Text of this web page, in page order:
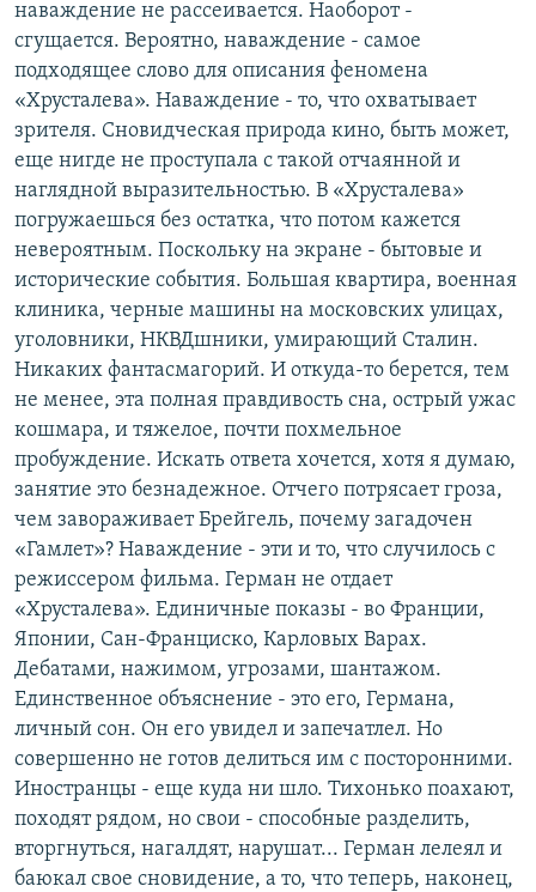
наваждение не рассеивается. Наоборот -
сгущается. Вероятно, наваждение - самое
подходящее слово для описания феномена
«Хрусталева». Наваждение - то, что охватывает
зрителя. Сновидческая природа кино, быть может,
еще нигде не проступала с такой отчаянной и
наглядной выразительностью. В «Хрусталева»
погружаешься без остатка, что потом кажется
невероятным. Поскольку на экране - бытовые и
исторические события. Большая квартира, военная
клиника, черные машины на московских улицах,
уголовники, НКВДшники, умирающий Сталин.
Никаких фантасмагорий. И откуда-то берется, тем
не менее, эта полная правдивость сна, острый ужас
кошмара, и тяжелое, почти похмельное
пробуждение. Искать ответа хочется, хотя я думаю,
занятие это безнадежное. Отчего потрясает гроза,
чем завораживает Брейгель, почему загадочен
«Гамлет»? Наваждение - эти и то, что случилось с
режиссером фильма. Герман не отдает
«Хрусталева». Единичные показы - во Франции,
Японии, Сан-Франциско, Карловых Варах.
Дебатами, нажимом, угрозами, шантажом.
Единственное объяснение - это его, Германа,
личный сон. Он его увидел и запечатлел. Но
совершенно не готов делиться им с посторонними.
Иностранцы - еще куда ни шло. Тихонько поахают,
походят рядом, но свои - способные разделить,
вторгнуться, нагалдят, нарушат... Герман лелеял и
баюкал свое сновидение, а то, что теперь, наконец,